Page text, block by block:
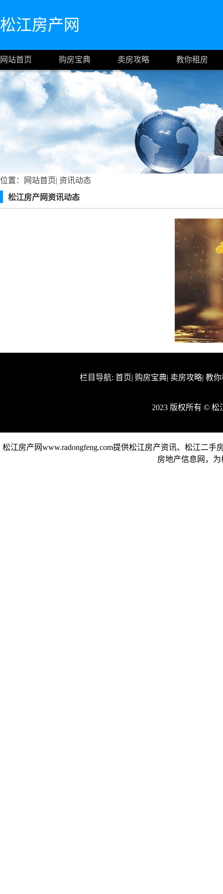
松江房产网
网站首页 购房宝典 卖房攻略 教你租房
位置： 网站首页| 资讯动态
松江房产网资讯动态
栏目导航: 首页| 购房宝典| 卖房攻略| 教
2023 版权所有 ©
松江房产网www.radongfeng.com提供松江房产资讯、松江二
房地产信息网，